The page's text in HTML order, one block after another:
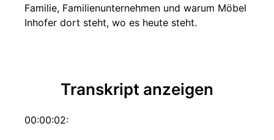
Familie, Familienunternehmen und warum Möbel
Inhofer dort steht, wo es heute steht.
Transkript anzeigen
00:00:02: